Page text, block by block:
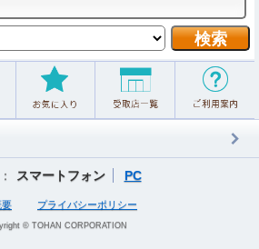
スマートフォン PC
要 プライバシーポリシー
© TOHAN CORPORATION